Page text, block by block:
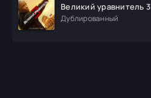
Великий уравнитель 3
Дублированный